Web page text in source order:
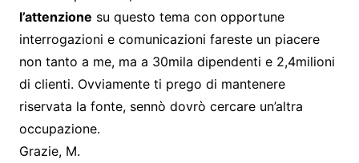
l’attenzione su questo tema con opportune
interrogazioni e comunicazioni fareste un piacere
non tanto a me, ma a 30mila dipendenti e 2,4milioni
di clienti. Ovviamente ti prego di mantenere
riservata la fonte, sennò dovrò cercare un’altra
occupazione.
Grazie, M.